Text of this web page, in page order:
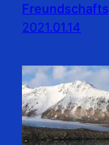
2021.01.14